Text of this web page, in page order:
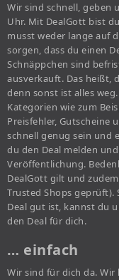
Wir sind schnell, geben
Uhr. Mit DealGott bist
musst weder lange auf
sorgen, dass du einen
Schnäppchen sind
ausverkauft. Das heißt,
denn sonst ist alles
Kategorien wie zum
Preisfehler, Gutscheine
schnell genug sein und
du den Deal melden
Veröffentlichung.
DealGott gilt und
Trusted Shops
Deal gut ist, kannst du
den Deal für dich.
… einfach
Wir sind für dich da.